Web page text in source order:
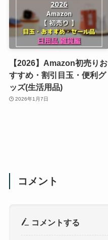
【2026】Amazon初売りお
すすめ・割引目玉・便利グ
ッズ(生活用品)
2026年1月7日
コメント
コメントする